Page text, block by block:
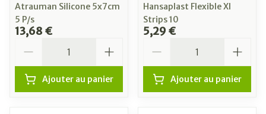
Atrauman Silicone 5x7cm
5 P/s
13,68 €
Ajouter au panier
Hansaplast Flexible Xl
Strips 10
5,29 €
Ajouter au panier